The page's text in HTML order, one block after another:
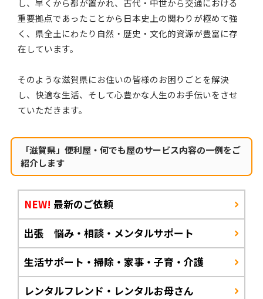
し、早くから都が置かれ、古代・中世から交通における
重要拠点であったことから日本史上の関わりが極めて強
く、県全土にわたり自然・歴史・文化的資源が豊富に存
在しています。
そのような滋賀県にお住いの皆様のお困りごとを解決
し、快適な生活、そして心豊かな人生のお手伝いをさせ
ていただきます。
「滋賀県」便利屋・何でも屋のサービス内容の一例をご
紹介します
NEW! 最新のご依頼
出張 悩み・相談・メンタルサポート
生活サポート・掃除・家事・子育・介護
レンタルフレンド・レンタルお母さん